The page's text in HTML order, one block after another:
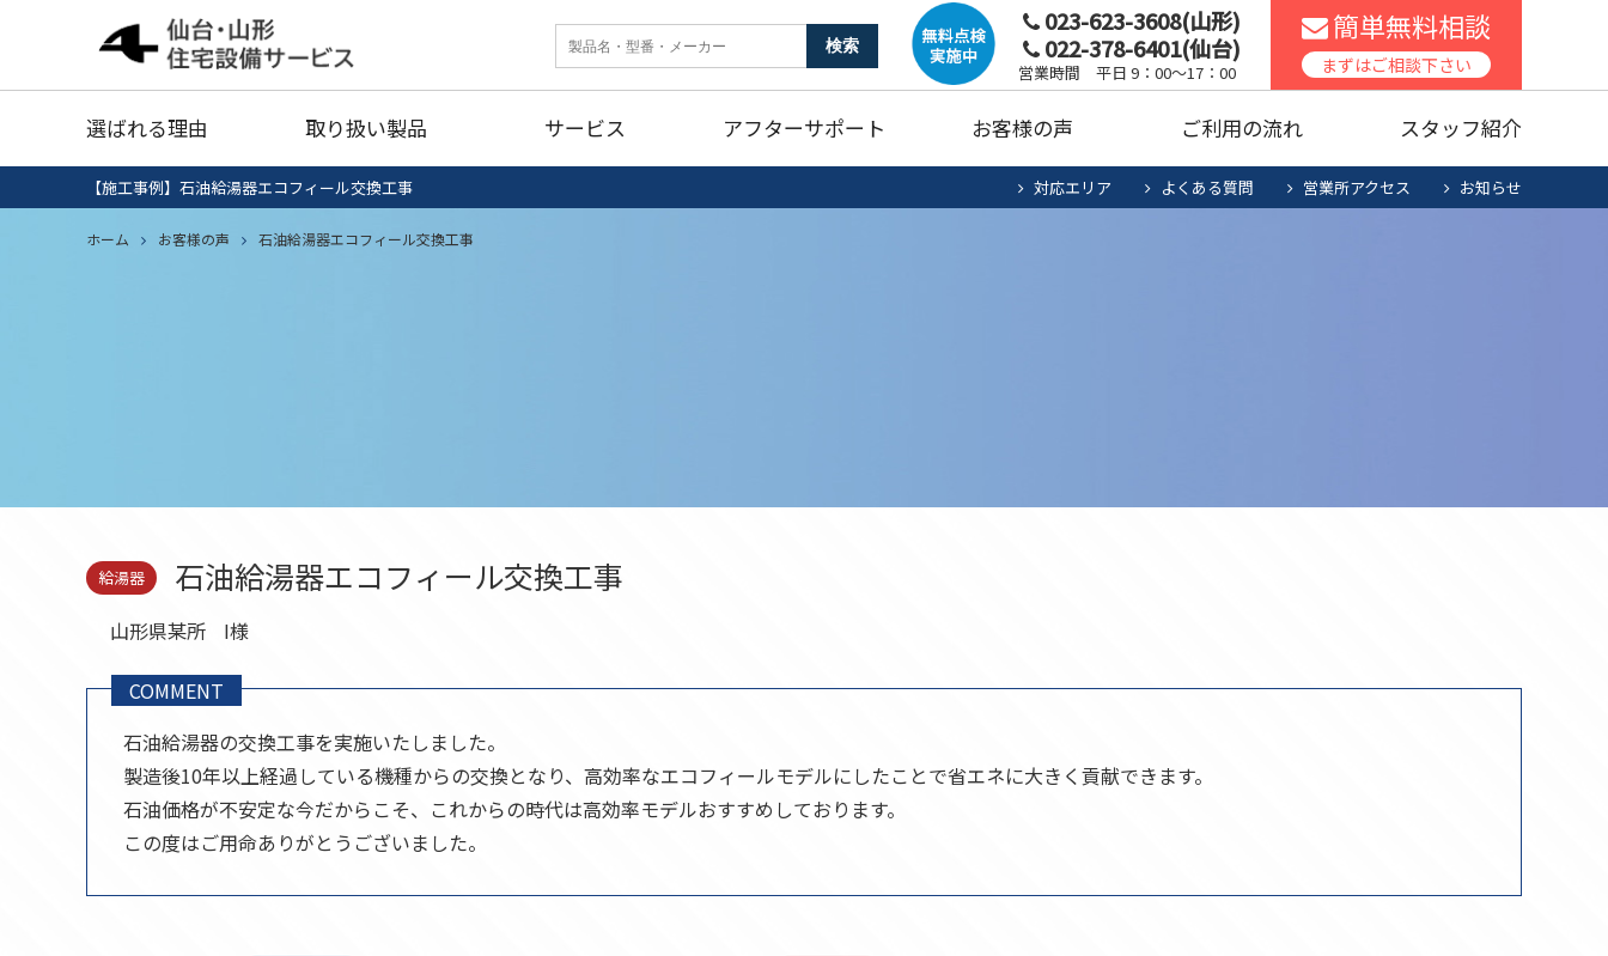
023-623-3608(山形)
022-378-6401(仙台)
営業時間 平日 9：00～17：00
簡単無料相談
まずはご相談下さい
選ばれる理由 取り扱い製品
給湯器 灯油タンク
サービス アフターサポート お客様の声 ご利用の流れ スタッフ紹介
【施工事例】石油給湯器エコフィール交換工事 対応エリア よくある質問 営業所アクセス お知らせ
ホーム お客様の声 石油給湯器エコフィール交換工事
給湯器 石油給湯器エコフィール交換工事
山形県某所 I様
COMMENT
石油給湯器の交換工事を実施いたしました。
製造後10年以上経過している機種からの交換となり、高効率なエコフィールモデルにしたことで省エネに大きく貢献できます。
石油価格が不安定な今だからこそ、これからの時代は高効率モデルおすすめしております。
この度はご用命ありがとうございました。
給湯器 暖房機器 ガスコンロ 家庭用エアコン
キッチンリフォーム
IHクッキング エコキュート
給湯器清掃・点検 ホームタンク清掃・点検 エアコン清掃・点検 暖房機清掃・点検